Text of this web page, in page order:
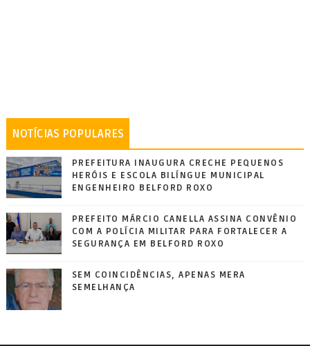
NOTÍCIAS POPULARES
PREFEITURA INAUGURA CRECHE PEQUENOS
HERÓIS E ESCOLA BILÍNGUE MUNICIPAL
ENGENHEIRO BELFORD ROXO
PREFEITO MÁRCIO CANELLA ASSINA CONVÊNIO
COM A POLÍCIA MILITAR PARA FORTALECER A
SEGURANÇA EM BELFORD ROXO
SEM COINCIDÊNCIAS, APENAS MERA
SEMELHANÇA